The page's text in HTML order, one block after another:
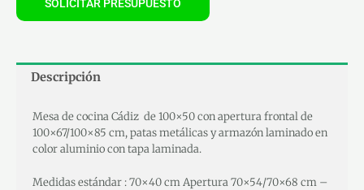
SOLICITAR PRESUPUESTO
Descripción
Mesa de cocina Cádiz de 100×50 con apertura frontal de
100×67/100×85 cm, patas metálicas y armazón laminado en
color aluminio con tapa laminada.
Medidas estándar : 70×40 cm Apertura 70×54/70×68 cm –